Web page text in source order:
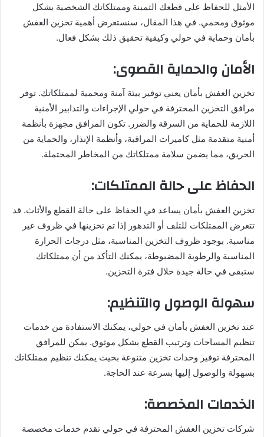
الأمثل للحفاظ على قطعك الثمينة وممتلكاتك الشخصية بشكل
موثوق ومحمي. في هذا المقال، سنستعرض أهمية تخزين العفش
بأمان وحماية في حولي وكيفية تحقيق ذلك بشكل فعال.
الأمان والحماية القصوى:
تخزين العفش بأمان يعني توفير بيئة آمنة ومحمية لممتلكاتك. توفر
مرافق التخزين المحترفة في حولي الإجراءات والتدابير الأمنية
اللازمة للحماية من السرقة والضرر. تكون المرافق مجهزة بأنظمة
أمنية متقدمة مثل كاميرات المراقبة، وأنظمة الإنذار، والحماية من
الحريق، مما يضمن سلامة ممتلكاتك من المخاطر المحتملة.
الحفاظ على حالة الممتلكات:
تخزين العفش بأمان يساعد في الحفاظ على حالة القطع والأثاث. قد
تتعرض الممتلكات للتلف أو التدهور إذا تم تخزينها في ظروف غير
مناسبة. بوجود ظروف التخزين المناسبة، مثل درجات الحرارة
المناسبة والرطوبة المضبوطة، يمكنك التأكد من أن ممتلكاتك
ستبقى في حالة جيدة خلال فترة التخزين.
سهولة الوصول والتنظيم:
عند تخزين العفش بأمان في حولي، يمكنك الاستفادة من خدمات
تنظيم المساحات وترتيب القطع بشكل موثوق. يمكن للمرافق
المحترفة توفير وحدات تخزين متنوعة بحيث يمكنك تنظيم ممتلكاتك
بسهولة والوصول إليها بسرعة عند الحاجة.
الخدمات المخصصة:
شركات تخزين العفش المحترفة في حولي تقدم خدمات مخصصة